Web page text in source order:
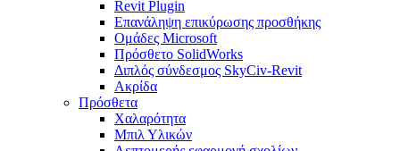
Revit Plugin
Επανάληψη επικύρωσης προσθήκης
Ομάδες Microsoft
Πρόσθετο SolidWorks
Διπλός σύνδεσμος SkyCiv-Revit
Ακρίδα
Πρόσθετα
Χαλαρότητα
Μπιλ Υλικών